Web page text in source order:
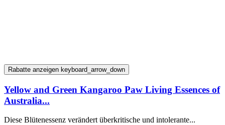
Rabatte anzeigen keyboard_arrow_down
Yellow and Green Kangaroo Paw Living Essences of
Australia...
Diese Blütenessenz verändert überkritische und intolerante...